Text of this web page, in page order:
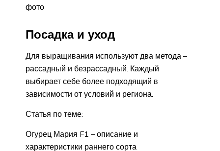
фото
Посадка и уход
Для выращивания используют два метода –
рассадный и безрассадный. Каждый
выбирает себе более подходящий в
зависимости от условий и региона.
Статья по теме:
Огурец Мария F1 – описание и
характеристики раннего сорта